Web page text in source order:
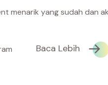
menarik yang sudah dan
Baca Lebih